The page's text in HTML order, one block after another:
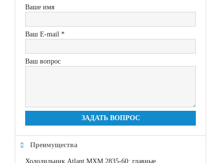
Ваше имя
Ваш E-mail *
Ваш вопрос
ЗАДАТЬ ВОПРОС
Преимущества
Холодильник Atlant МХМ 2835-60: главные